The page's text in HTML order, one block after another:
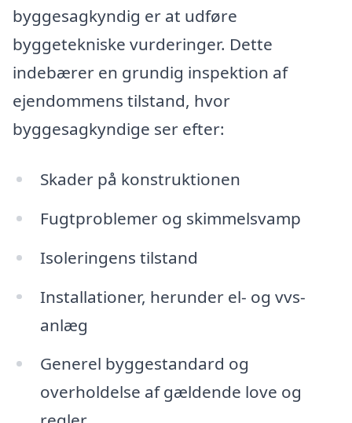
byggesagkyndig er at udføre
byggetekniske vurderinger. Dette
indebærer en grundig inspektion af
ejendommens tilstand, hvor
byggesagkyndige ser efter:
Skader på konstruktionen
Fugtproblemer og skimmelsvamp
Isoleringens tilstand
Installationer, herunder el- og vvs-
anlæg
Generel byggestandard og
overholdelse af gældende love og